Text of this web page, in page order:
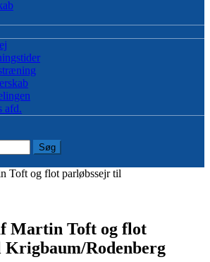
afd.
Martin Toft og flot
Rodenberg